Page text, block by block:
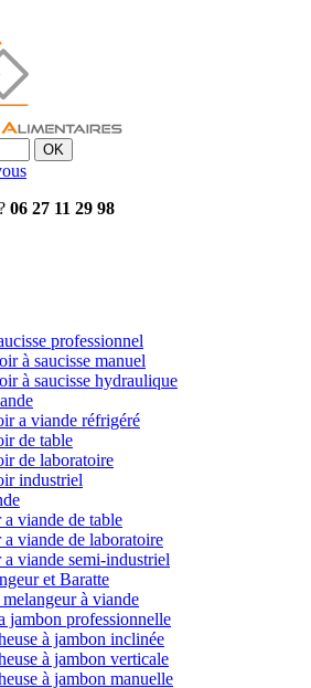
OK
06 27 11 29 98
professionnel
à saucisse manuel
à saucisse hydraulique
a viande réfrigéré
de table
de laboratoire
industriel
a viande de table
a viande de laboratoire
a viande semi-industriel
et Baratte
à viande
jambon professionnelle
à jambon inclinée
à jambon verticale
à jambon manuelle